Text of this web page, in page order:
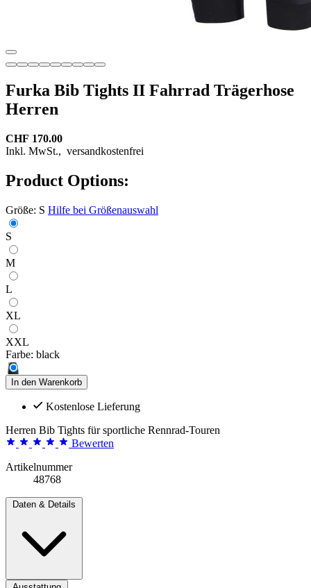
Furka Bib Tights II Fahrrad Trägerhose
Herren
CHF 170.00
Inkl. MwSt., versandkostenfrei
Product Options:
Größe: S Hilfe bei Größenauswahl
S
M
L
XL
XXL
Farbe: black
In den Warenkorb
Kostenlose Lieferung
Herren Bib Tights für sportliche Rennrad-Touren
Bewerten
Artikelnummer
48768
Daten & Details